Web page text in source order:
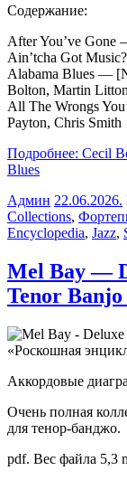
Содержание:
After You’ve Gone
Ain’tcha Got
Alabama Blues —
Bolton, Martin Litton
All The Wrongs
Payton, Chris Smith
Подробнее: Cecil
Blues
Админ 22.06.2026.
Collections,
Encyclopedia, Jazz,
Mel Bay —
Tenor
«Роскошная
Аккордовые
Очень полная
для тенор-банджо.
pdf. Вес файла 5,3